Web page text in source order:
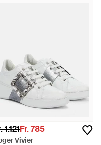
1.121Fr. 785
Vivier